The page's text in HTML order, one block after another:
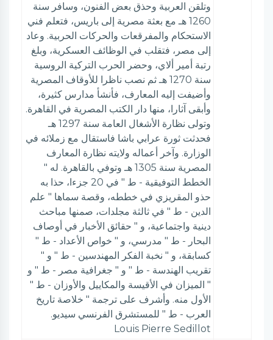
وتلقن العربية وحذق بعض الفنون، وسافر سنة
1260 هـ مع بعثة مصرية إلى باريس، فتعلم فني
الاستحكام والمفرقعات والحركات الحربية. وعاد
إلى مصر، فتقلب في الوظائف العسكرية، وبلغ
رتبة أمير ألاي، وحضر الحرب التركية الروسية
سنة 1270 هـ ثم نصب ناظرا للأوقاف المصرية
وأضيفت إليه المعارف، فأنشأ مدارس كثيرة،
وأبقى آثارا، منها دار الكتب المصرية في القاهرة.
وتولى نظارة الأشغال العامة سنة 1297 هـ
فحدثت ثورة عرابي باشا فاستقال مع زملائه في
الوزارة. وآخر أعماله ولايته نظارة المعارف
المصرية سنة 1305 هـ وتوفي بالقاهرة. له "
الخطط التوفيقية - ط " في 20 جزءا، حذا به
حذو المقريزي في خططه، وقصة سماها " علم
الدين - ط " في ثالثة مجلدات، صمنها مباحث
دينية واجتماعية، و " حقائق الأخبار في أوصاف
البحار - ط " مدرسي، و " خواص الأعداد - ط "
كسابقة، و " نخبة الفكر المهندسين - ط " و "
تقريب الهندسة - ط " و " جغرافية مصر - ط " و
" الميزان في الأقيسة والمكاييل والأوزان - ط "
الأول منه. وأشرف على ترجمة " خلاصة تاريخ
العرب - ط " للمستشرق الفرنسي سيديو.
Louis Pierre Sedillot